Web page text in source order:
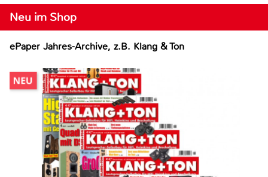
Neu im Shop
ePaper Jahres-Archive, z.B. Klang & Ton